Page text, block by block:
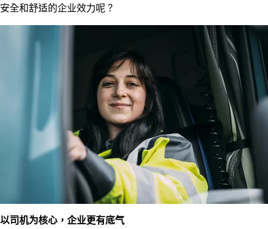
安全和舒适的企业效力呢？
以司机为核心，企业更有底气